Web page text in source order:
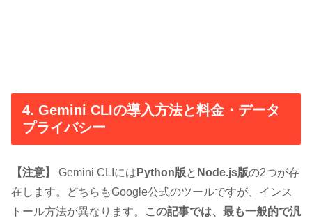
4. Gemini CLIの導入方法と料金・データ
プライバシー
【注意】 Gemini CLIには Python版 と Node.js版の2つが存
在します。どちらもGoogle公式のツールですが、インス
トール方法が異なります。
この記事では、最も一般的で汎